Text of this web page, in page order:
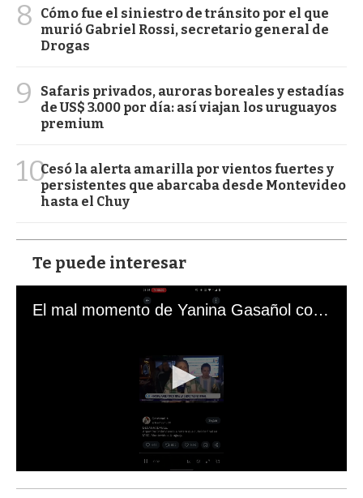
8
Cómo fue el siniestro de tránsito por el que
murió Gabriel Rossi, secretario general de
Drogas
9
Safaris privados, auroras boreales y estadías
de US$ 3.000 por día: así viajan los uruguayos
premium
10Cesó la alerta amarilla por vientos fuertes y
persistentes que abarcaba desde Montevideo
hasta el Chuy
Te puede interesar
El mal momento de Yanina Gasañol con un hincha argentino en "Subrayado"
s